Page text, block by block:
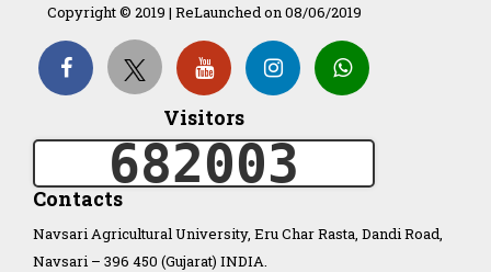
Organization Structure
ખેડુત માર્ગદર્શિકા
Accreditation Certificate
Copyright © 2019 | ReLaunched on 08/06/2019
Visitors
682003
Contacts
Navsari Agricultural University, Eru Char Rasta, Dandi Road,
Navsari – 396 450 (Gujarat) INDIA.